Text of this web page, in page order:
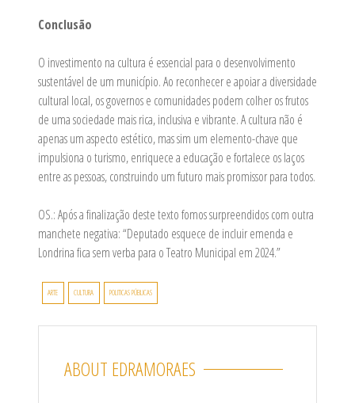
Conclusão
O investimento na cultura é essencial para o desenvolvimento
sustentável de um município. Ao reconhecer e apoiar a diversidade
cultural local, os governos e comunidades podem colher os frutos
de uma sociedade mais rica, inclusiva e vibrante. A cultura não é
apenas um aspecto estético, mas sim um elemento-chave que
impulsiona o turismo, enriquece a educação e fortalece os laços
entre as pessoas, construindo um futuro mais promissor para todos.
OS.: Após a finalização deste texto fomos surpreendidos com outra
manchete negativa: “Deputado esquece de incluir emenda e
Londrina fica sem verba para o Teatro Municipal em 2024.”
ARTE CULTURA POLITICAS PÚBLICAS
ABOUT EDRAMORAES